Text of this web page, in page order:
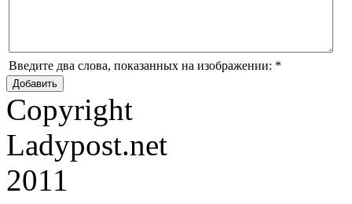
Введите два слова, показанных на изображении: *
Copyright
Ladypost.net
2011